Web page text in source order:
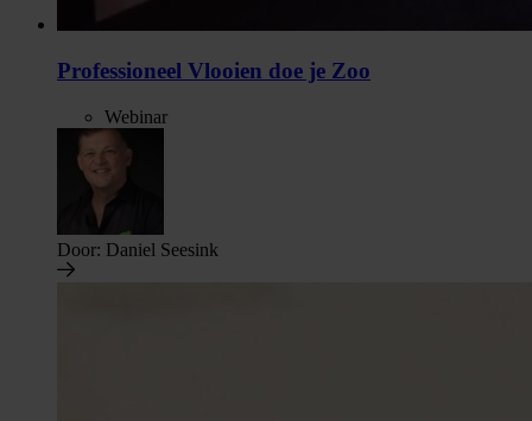
Professioneel Vlooien doe je Zoo
Webinar
Door: Daniel Seesink